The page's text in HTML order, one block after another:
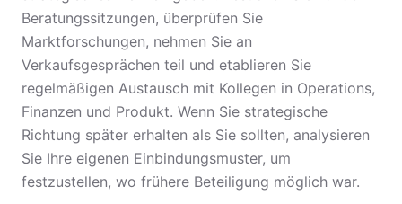
Beratungssitzungen, überprüfen Sie
Marktforschungen, nehmen Sie an
Verkaufsgesprächen teil und etablieren Sie
regelmäßigen Austausch mit Kollegen in Operations,
Finanzen und Produkt. Wenn Sie strategische
Richtung später erhalten als Sie sollten, analysieren
Sie Ihre eigenen Einbindungsmuster, um
festzustellen, wo frühere Beteiligung möglich war.